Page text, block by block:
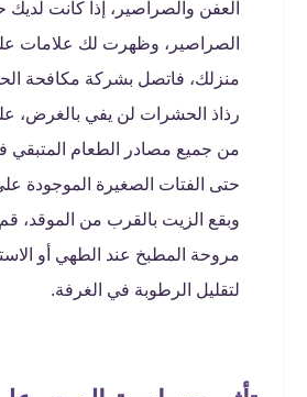
العفن والصراصير، إذا كانت
الصراصير، وظهرت لك علامات
منزلك، فاتصل بشركة مكافحة
رذاذ الحشرات لن يفي بالغرض،
من جميع مصادر الطعام المتبقي
حتى الفتات الصغيرة الموجودة
وبقع الزيت بالقرب من الموقد،
مروحة المطبخ عند الطهي أو
لتقليل الرطوبة في الغرفة.